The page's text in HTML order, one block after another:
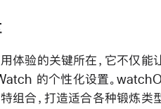
体验的关键所在，它不仅能
的个性化设置。
组合，打造适合各种锻炼类